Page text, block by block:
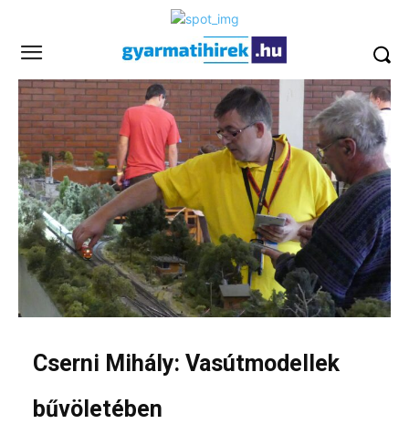
Cserni Mihály: Vasútmodellek
bűvöletében